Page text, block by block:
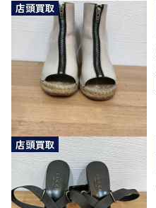
店頭買取
店頭買取